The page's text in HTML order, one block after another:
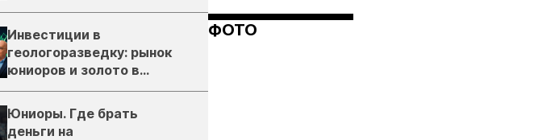
деньги
Инвестиции в
геологоразведку: рынок
юниоров и золото в
России
Юниоры. Где брать
деньги на
ФОТО